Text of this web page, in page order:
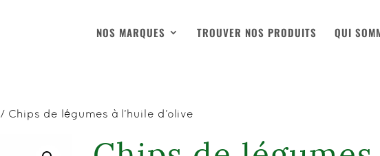
NOS MARQUES TROUVER NOS PRODUITS QUI
/ Chips de légumes à l’huile d’olive